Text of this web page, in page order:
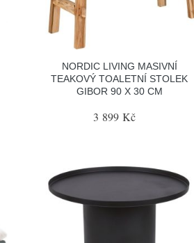
NORDIC LIVING MASIVNÍ
TEAKOVÝ TOALETNÍ STOLEK
GIBOR 90 X 30 CM
3 899 Kč